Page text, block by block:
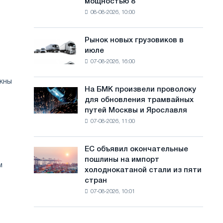
й
фотоэлектрическую
МВт
целей
обезуглероживания
мощностью 8
08-08-2026, 10:00
Рынок
новых
грузовиков
Рынок новых грузовиков в
июле
07-08-2026, 16:00
На
БМК
произвели
трамвайных
путей
На БМК произвели проволоку
для обновления трамвайных
путей Москвы и Ярославля
07-08-2026, 11:00
объявил
окончательные
ЕС объявил окончательные
пошлины на импорт
холоднокатаной стали из пяти
стран
07-08-2026, 10:01